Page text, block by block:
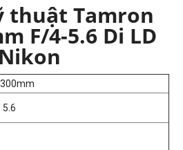
thuật Tamron
F/4-5.6 Di LD